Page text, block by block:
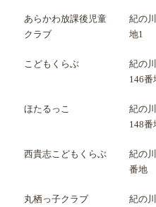
あらかわ放課後児童
クラブ
紀の
地1
こどもくらぶ
紀の
146番
ほたるっこ
紀の
148番
西貴志こどもくらぶ
紀の
番地
丸栖っ子クラブ
紀の